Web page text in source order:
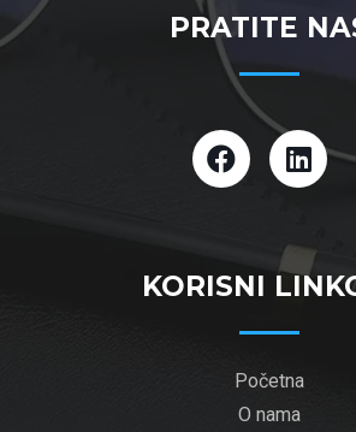
PRATITE
KORISNI
Početna
O nama